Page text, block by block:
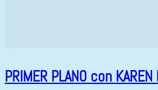
PRIMER PLANO con KAREN